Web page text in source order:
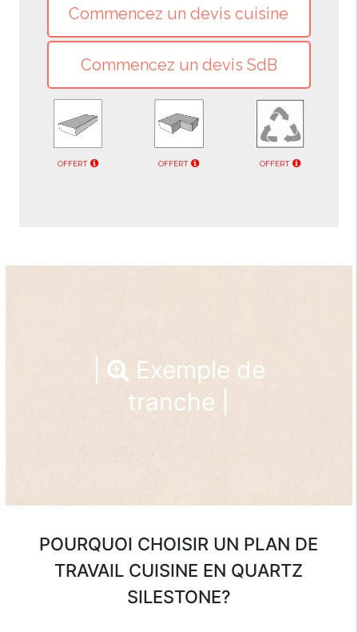
OFFERT OFFERT OFFERT
Exemple de
tranche |
POURQUOI CHOISIR UN PLAN DE
TRAVAIL CUISINE EN QUARTZ
SILESTONE?